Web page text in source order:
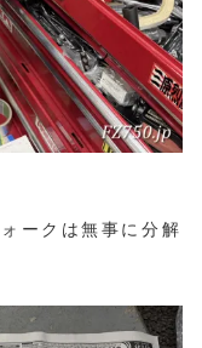
ークは無事に分解